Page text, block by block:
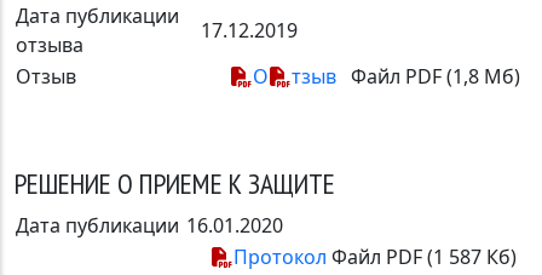
Дата публикации
отзыва
17.12.2019
Отзыв
О тзыв Файл PDF (1,8 Мб)
РЕШЕНИЕ О ПРИЕМЕ К ЗАЩИТЕ
Дата публикации 16.01.2020
Протокол Файл PDF (1 587 Кб)